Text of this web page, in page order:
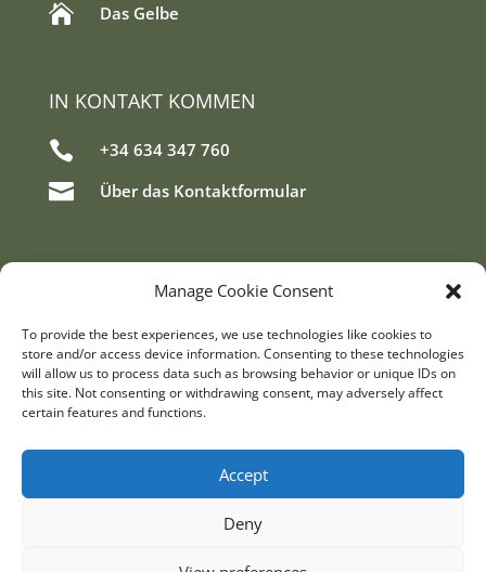
Manage Cookie Consent
To provide the best experiences, we use technologies like cookies to
store and/or access device information. Consenting to these technologies
will allow us to process data such as browsing behavior or unique IDs on
this site. Not consenting or withdrawing consent, may adversely affect
certain features and functions.
Accept
Deny
 Das Gelbe
IN KONTAKT KOMMEN
 +34 634 347 760
 Über das Kontaktformular